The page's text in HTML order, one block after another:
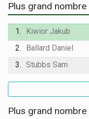
Plus grand
1. Kiwior Jakub
2.
Ballard Daniel
3. Stubbs Sam
Plus grand